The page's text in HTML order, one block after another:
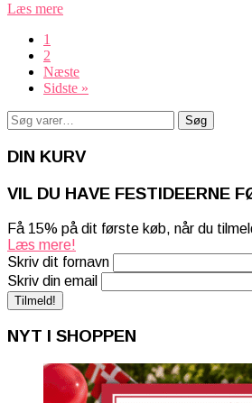
Læs mere
1
2
Næste
Sidste »
Søg
efter:
Søg
DIN KURV
VIL DU HAVE FESTIDEERNE
Få 15% på dit første køb, når du
Læs mere!
Skriv dit fornavn
Skriv din email
NYT I SHOPPEN